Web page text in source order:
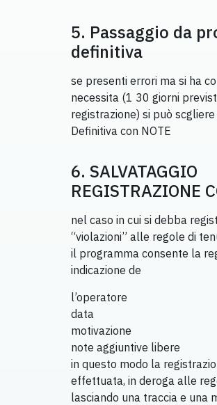
5. Passaggio da
definitiva
se presenti errori ma si ha
necessita (1 30 giorni
registrazione) si può
Definitiva con NOTE
6. SALVATAGGIO
REGISTRAZIONE
nel caso in cui si debba
“violazioni” alle regole di
il programma consente la
indicazione de
l’operatore
data
motivazione
note aggiuntive libere
in questo modo la
effettuata, in deroga alle
lasciando una traccia e una